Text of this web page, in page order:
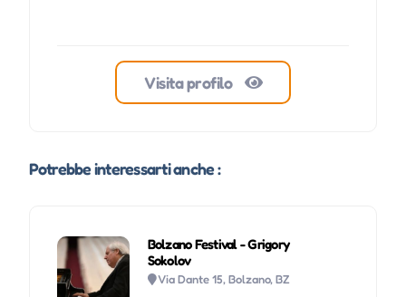
Visita profilo
Potrebbe interessarti anche :
Bolzano Festival - Grigory
Sokolov
Via Dante 15, Bolzano, BZ